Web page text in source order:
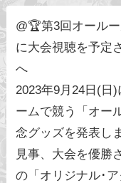
@🏆第3回オール
に大会視聴を予定
へ
2023年9月24日(日
ームで競う「オー
念グッズを発表し
見事、大会を優勝
の「オリジナル･